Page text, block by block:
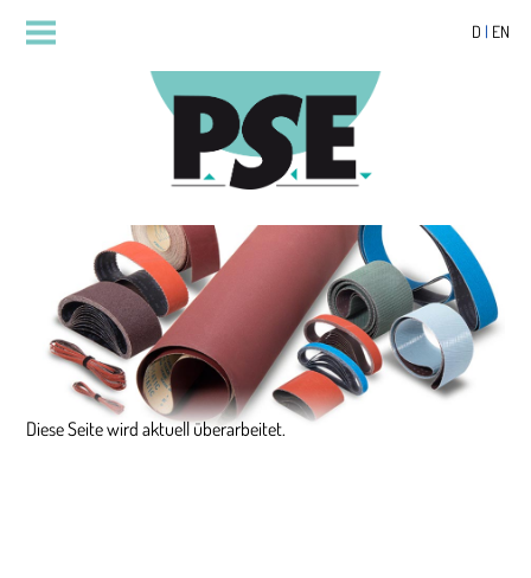
D | EN
Diese Seite wird aktuell überarbeitet.